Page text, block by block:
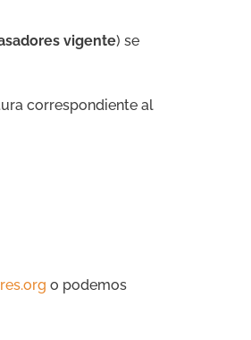
vigente) se
correspondiente al
o podemos